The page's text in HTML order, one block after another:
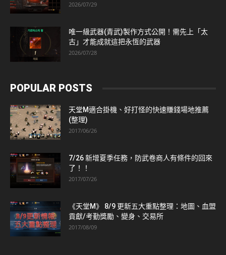
2026/07/29
唯一級武器(青武)製作方式公開！需先上「太
古」才能成就這把永恆的武器
2026/07/28
POPULAR POSTS
天堂M適合掛機、好打怪的快速賺錢場地推薦
(整理)
2017/06/26
7/26 新增夏季任務，防武卷商人有條件的回來
了！！
2017/07/26
《天堂M》 8/9 更新五大重點整理：地圖、血盟
貢獻/考勤獎勵、變身、交易所
2017/08/09